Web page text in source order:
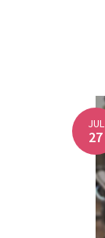
JUL
27